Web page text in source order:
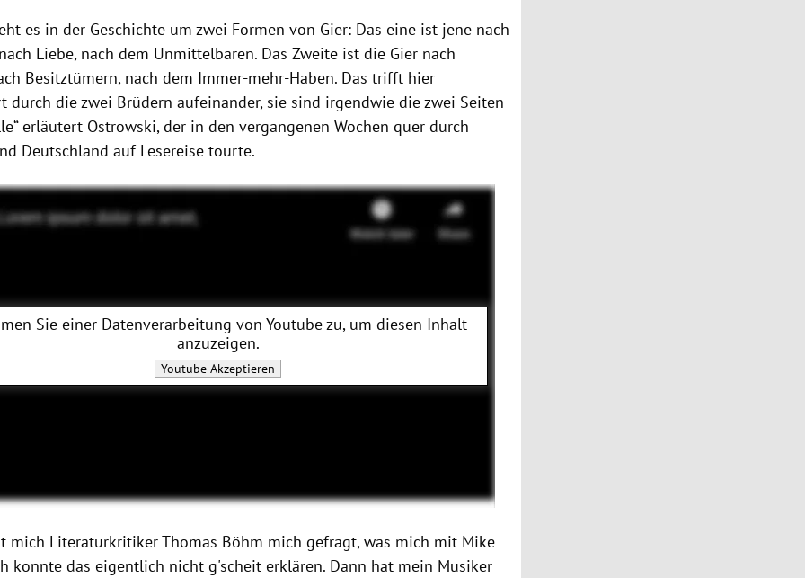
es in der Geschichte um zwei Formen von Gier: Das eine ist jene nach
Liebe, nach dem Unmittelbaren. Das Zweite ist die Gier nach
Besitztümern, nach dem Immer-mehr-Haben. Das trifft hier
durch die zwei Brüdern aufeinander, sie sind irgendwie die zwei Seiten
erläutert Ostrowski, der in den vergangenen Wochen quer durch
Deutschland auf Lesereise tourte.
Sie einer Datenverarbeitung vonYoutubezu, um diesen Inhalt
anzuzeigen.
Youtube Akzeptieren
mich Literaturkritiker Thomas Böhm mich gefragt, was mich mit Mike
konnte das eigentlich nicht g'scheit erklären. Dann hat mein Musiker